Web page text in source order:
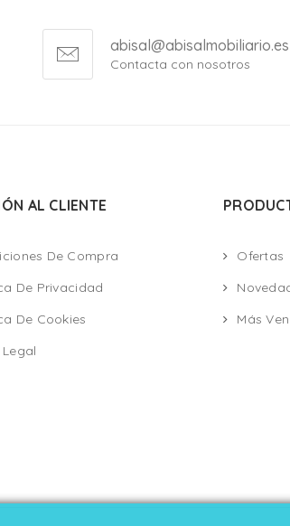
abisal@abisalmobiliario.es
Contacta con nosotros
AL CLIENTE
De Compra
De Privacidad
De Cookies
Ofertas
Más